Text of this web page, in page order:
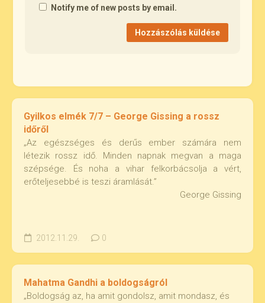
Notify me of new posts by email.
Gyilkos elmék 7/7 – George Gissing a rossz
időről
„Az egészséges és derűs ember számára nem
létezik rossz idő. Minden napnak megvan a maga
szépsége. És noha a vihar felkorbácsolja a vért,
erőteljesebbé is teszi áramlását.”
George Gissing
2012.11.29. 0
Mahatma Gandhi a boldogságról
„Boldogság az, ha amit gondolsz, amit mondasz, és